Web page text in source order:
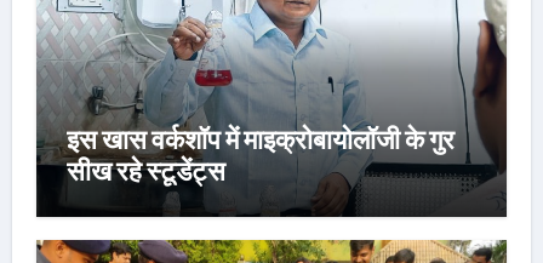
इस खास वर्कशॉप में माइक्रोबायोलॉजी के गुर
सीख रहे स्टूडेंट्स